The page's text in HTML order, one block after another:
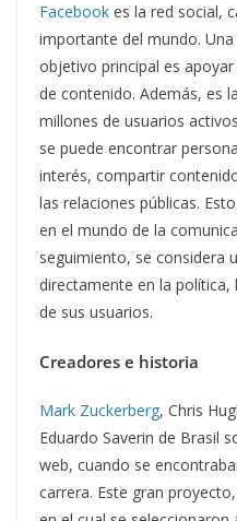
Facebook es la red social,
importante del mundo.
objetivo principal es
de contenido. Además, es
millones de usuarios
se puede encontrar
interés, compartir
las relaciones públicas.
en el mundo de la
seguimiento, se considera
directamente en la política,
de sus usuarios.
Creadores e historia
Mark Zuckerberg, Chris
Eduardo Saverin de Brasil
web, cuando se
carrera. Este gran